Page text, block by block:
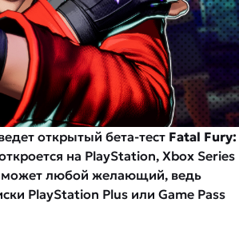
открытый бета-тест Fatal Fury:
на PlayStation, Xbox Series
может любой желающий, ведь
PlayStation Plus или Game Pass